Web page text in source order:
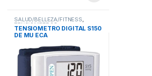
SALUD/BELLEZA/FITNESS,
TENSIOMETROS
TENSIOMETRO DIGITAL S150
DE MU ECA